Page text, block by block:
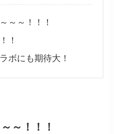
～～！！！
！
ボにも期待大！
～！！！